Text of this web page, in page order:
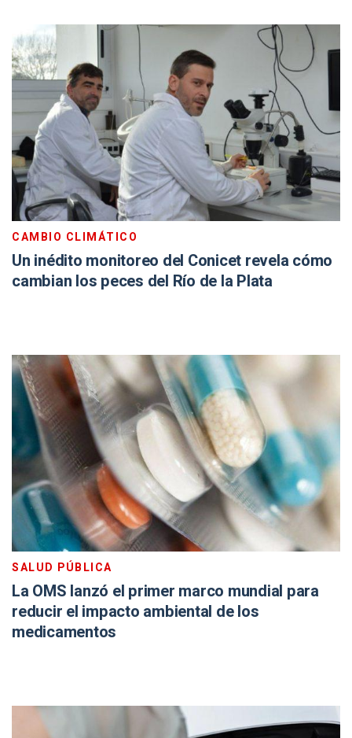
CAMBIO CLIMÁTICO
Un inédito monitoreo del Conicet revela cómo
cambian los peces del Río de la Plata
SALUD PÚBLICA
La OMS lanzó el primer marco mundial para
reducir el impacto ambiental de los
medicamentos